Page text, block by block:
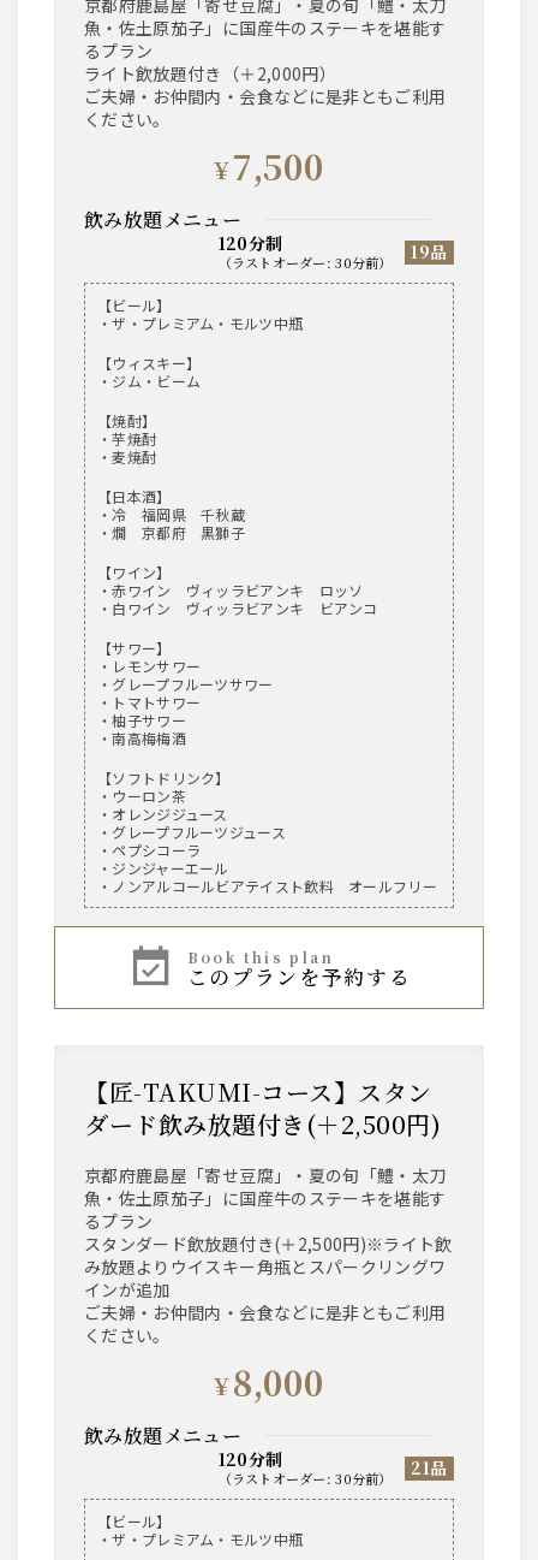
京都府鹿島屋「寄せ豆腐」・夏の旬「鱧・太刀
魚・佐土原茄子」に国産牛のステーキを堪能す
るプラン
ライト飲放題付き（＋2,000円）
ご夫婦・お仲間内・会食などに是非ともご利用
ください。
¥7,500
飲み放題メニュー
120分制
（ ラストオーダー:30分前） 19品
【ビール】
・ザ・プレミアム・モルツ中瓶
【ウィスキー】
・ジム・ビーム
【焼酎】
・芋焼酎
・麦焼酎
【日本酒】
・冷 福岡県 千秋蔵
・燗 京都府 黒獅子
【ワイン】
・赤ワイン ヴィッラビアンキ ロッソ
・白ワイン ヴィッラビアンキ ビアンコ
【サワー】
・レモンサワー
・グレープフルーツサワー
・トマトサワー
・柚子サワー
・南高梅梅酒
【ソフトドリンク】
・ウーロン茶
・オレンジジュース
・グレープフルーツジュース
・ペプシコーラ
・ジンジャーエール
・ノンアルコールビアテイスト飲料 オールフリー
book this plan
このプランを予約する
【匠-TAKUMI-コース】スタン
ダード飲み放題付き(＋2,500円)
京都府鹿島屋「寄せ豆腐」・夏の旬「鱧・太刀
魚・佐土原茄子」に国産牛のステーキを堪能す
るプラン
スタンダード飲放題付き(＋2,500円)※ライト飲
み放題よりウイスキー角瓶とスパークリングワ
インが追加
ご夫婦・お仲間内・会食などに是非ともご利用
ください。
¥8,000
飲み放題メニュー
120分制
（ ラストオーダー:30分前） 21品
【ビール】
・ザ・プレミアム・モルツ中瓶